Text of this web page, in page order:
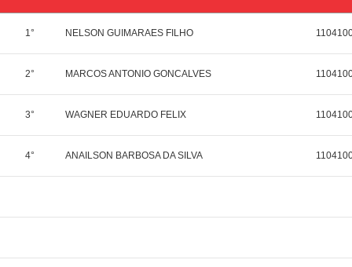
1° NELSON GUIMARAES FILHO
2° MARCOS ANTONIO GONCALVES
3° WAGNER EDUARDO FELIX
4° ANAILSON BARBOSA DA SILVA